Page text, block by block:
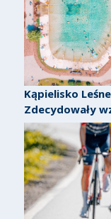
Kąpielisko
Zdecydowały